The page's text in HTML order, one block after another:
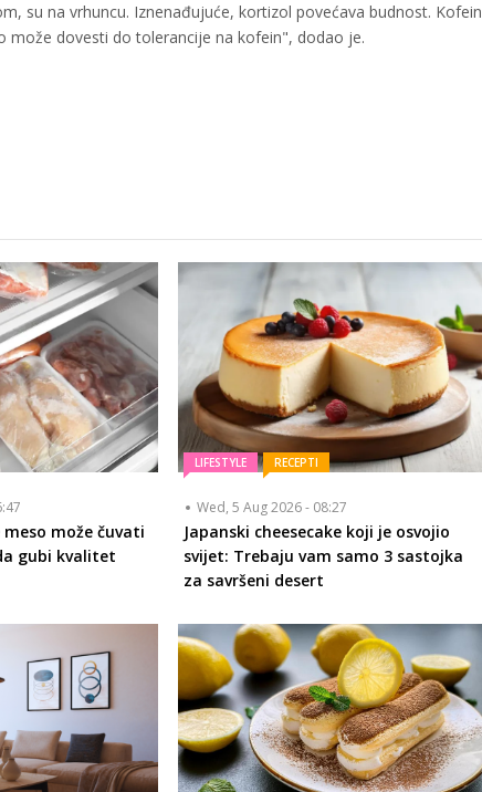
su na vrhuncu. Iznenađujuće, kortizol povećava budnost. Kofein
dovesti do tolerancije na kofein", dodao je.
može čuvati
gubi kvalitet
LIFESTYLE RECEPTI
Wed, 5 Aug 2026 - 08:27
Japanski cheesecake koji je osvojio
svijet: Trebaju vam samo 3 sastojka
za savršeni desert